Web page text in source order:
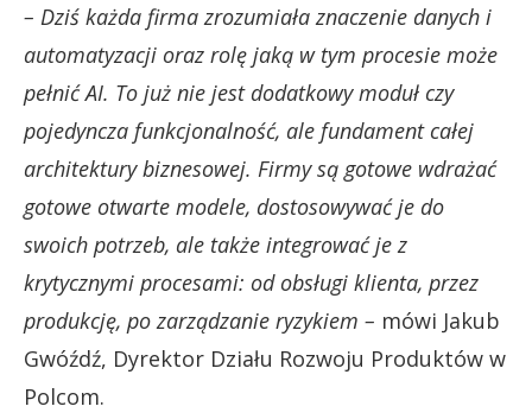
– Dziś każda firma zrozumiała znaczenie danych i
automatyzacji oraz rolę jaką w tym procesie może
pełnić AI. To już nie jest dodatkowy moduł czy
pojedyncza funkcjonalność, ale fundament całej
architektury biznesowej. Firmy są gotowe wdrażać
gotowe otwarte modele, dostosowywać je do
swoich potrzeb, ale także integrować je z
krytycznymi procesami: od obsługi klienta, przez
produkcję, po zarządzanie ryzykiem – mówi Jakub
Gwóźdź, Dyrektor Działu Rozwoju Produktów w
Polcom.